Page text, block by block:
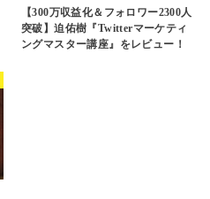
【300万収益化＆フォロワー2300人
突破】迫佑樹『Twitterマーケティ
ングマスター講座』をレビュー！